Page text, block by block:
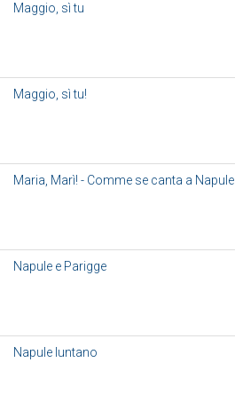
Maggio, sì tu
Maggio, sì tu!
Maria, Marì! - Comme se canta a Napule
Napule e Parigge
Napule luntano